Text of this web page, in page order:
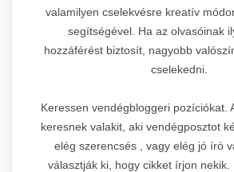
valamilyen cselekvésre kreatív
segítségével. Ha az olvasóinak
hozzáférést biztosít, nagyobb
cselekedni.
Keressen vendégbloggeri pozíciókat.
keresnek valakit, aki vendégposztot
elég szerencsés , vagy elég jó író
választják ki, hogy cikket írjon nekik.